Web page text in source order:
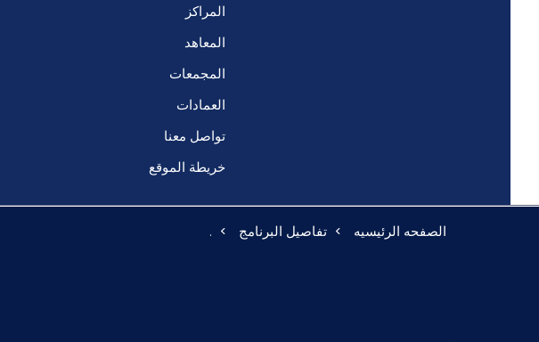
المراكز
المعاهد
المجمعات
العمادات
تواصل معنا
خريطة الموقع
الصفحه الرئيسيه تفاصيل البرنامج .